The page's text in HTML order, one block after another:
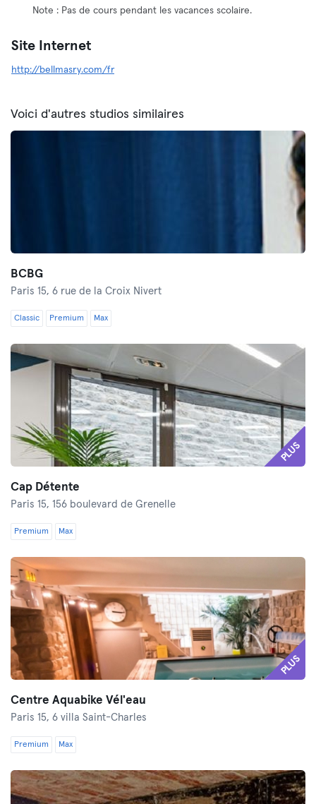
Note : Pas de cours pendant les vacances scolaire.
Site Internet
http://bellmasry.com/fr
Voici d'autres studios similaires
BCBG
Paris 15, 6 rue de la Croix Nivert
Classic Premium Max
PLUS
Cap Détente
Paris 15, 156 boulevard de Grenelle
Premium Max
PLUS
Centre Aquabike Vél'eau
Paris 15, 6 villa Saint-Charles
Premium Max